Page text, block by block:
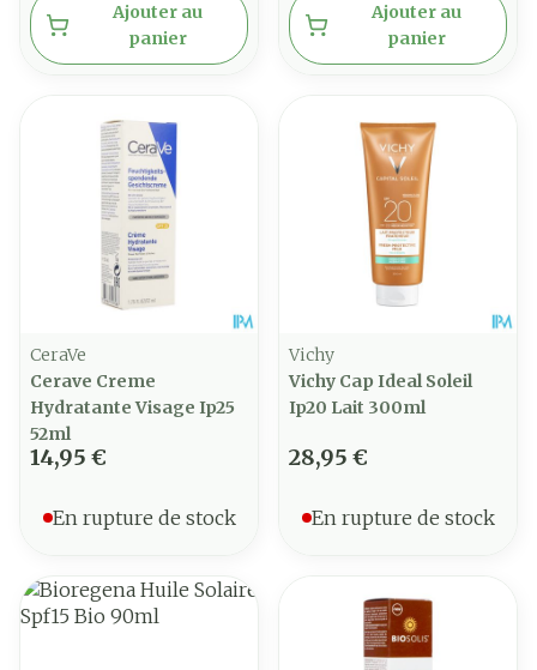
Ajouter au
panier
Ajouter au
panier
CeraVe
Cerave Creme
Hydratante Visage Ip25
52ml
14,95 €
En rupture de stock
Vichy
Vichy Cap Ideal Soleil
Ip20 Lait 300ml
28,95 €
En rupture de stock